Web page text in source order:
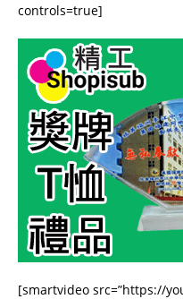
controls=true]
[smartvideo src=”https://